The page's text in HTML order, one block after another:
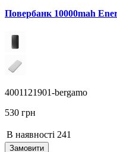
Повербанк 10000mah
4001121901-bergamo
530 грн
В наявності 241
Замовити